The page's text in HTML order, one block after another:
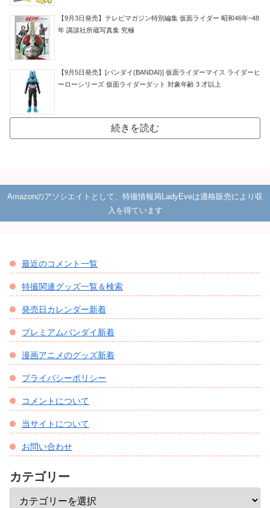
【9月3日発売】テレビマガジン特別編集 仮面ライダー 昭和46年~48
年 講談社所蔵写真集 究極
【9月5日発売】[バンダイ(BANDAI)] 仮面ライダーマイス ライダーヒ
ーローシリーズ 仮面ライダーダット 対象年齢 3 才以上
続きを読む
Amazonのアソシエイトとして、特撮情報局LadyEveは適格販売により収
入を得ています
最近のコメント一覧
特撮関連グッズ一覧＆検索
発売日カレンダー新着
プレミアムバンダイ新着
漫画アニメのグッズ新着
プライバシーポリシー
コメントについて
当サイトについて
お問い合わせ
カテゴリー